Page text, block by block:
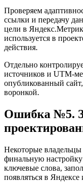
Проверяем
ссылки и передачу
цели в
используется в
действия.
Отдельно
источников и UTM-
опубликованный
воронкой.
Ошибка №5.
Некоторые
финальную
ключевые слова,
появляться в Яндексе